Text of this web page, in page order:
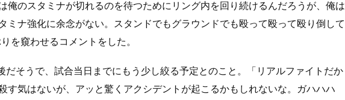
俺のスタミナが切れるのを待つためにリング内を回り続けるんだろうが、俺は
ミナ強化に余念がない。スタンドでもグラウンドでも殴って殴って殴り倒して
を窺わせるコメントをした。
だそうで、試合当日までにもう少し絞る予定とのこと。「リアルファイトだか
す気はないが、アッと驚くアクシデントが起こるかもしれないな。ガハハハ